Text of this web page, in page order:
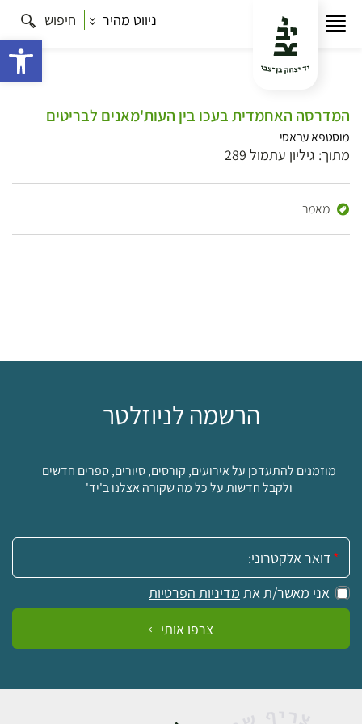
ניווט מהיר חיפוש
המדרסה האחמדית בעכו בין העות'מאנים לבריטים
מוסטפא עבאסי
מתוך: גיליון עתמול 289
מאמר
הרשמה לניוזלטר
מוזמנים להתעדכן על אירועים, קורסים, סיורים, ספרים חדשים
ולקבל חדשות על כל מה שקורה אצלנו ב'יד'
אימייל:
אני מאשר/ת את מדיניות הפרטיות
צרפו אותי